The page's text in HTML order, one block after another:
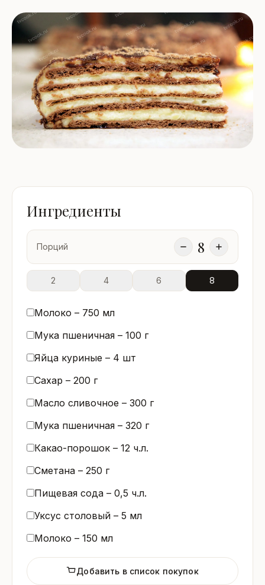
Ингредиенты
Порций 8
2 4 6 8
Молоко – 750 мл
Мука пшеничная – 100 г
Яйца куриные – 4 шт
Сахар – 200 г
Масло сливочное – 300 г
Мука пшеничная – 320 г
Какао-порошок – 12 ч.л.
Сметана – 250 г
Пищевая сода – 0,5 ч.л.
Уксус столовый – 5 мл
Молоко – 150 мл
Добавить в список покупок